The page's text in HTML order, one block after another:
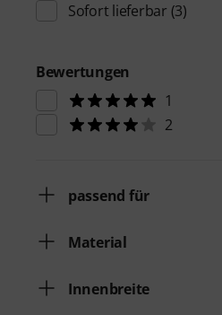
Sofort lieferbar (3)
Bewertungen
1
2
passend für
Material
Innenbreite